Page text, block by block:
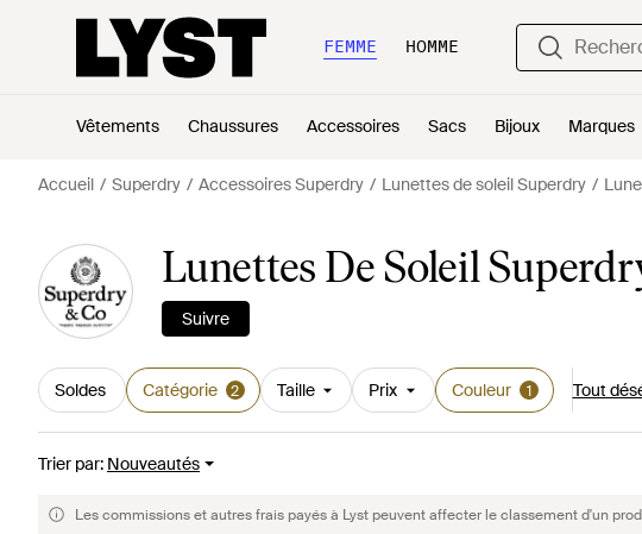
FEMME HOMME
Vêtements Chaussures Accessoires Sacs Bijoux Marques
Accueil Superdry Accessoires Superdry Lunettes de soleil Superdry
Lunettes De Soleil
Suivre
Soldes Catégorie 2 Taille Prix Couleur 1 Tout
Trier par: Nouveautés
Les commissions et autres frais payés à Lyst peuvent affecter le classement d'un